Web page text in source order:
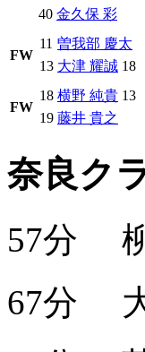
40 金久保 彩
FW
11 曽我部 慶太
13 大津 耀誠 18
FW
18 横野 純貴 13
19 藤井 貴之
奈良ク
57分
67分